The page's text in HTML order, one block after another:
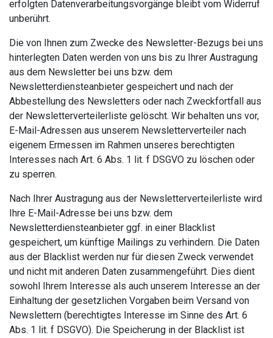
erfolgten Datenverarbeitungsvorgänge bleibt vom Widerruf
unberührt.
Die von Ihnen zum Zwecke des Newsletter-Bezugs bei uns
hinterlegten Daten werden von uns bis zu Ihrer Austragung
aus dem Newsletter bei uns bzw. dem
Newsletterdiensteanbieter gespeichert und nach der
Abbestellung des Newsletters oder nach Zweckfortfall aus
der Newsletterverteilerliste gelöscht. Wir behalten uns vor,
E-Mail-Adressen aus unserem Newsletterverteiler nach
eigenem Ermessen im Rahmen unseres berechtigten
Interesses nach Art. 6 Abs. 1 lit. f DSGVO zu löschen oder
zu sperren.
Nach Ihrer Austragung aus der Newsletterverteilerliste wird
Ihre E-Mail-Adresse bei uns bzw. dem
Newsletterdiensteanbieter ggf. in einer Blacklist
gespeichert, um künftige Mailings zu verhindern. Die Daten
aus der Blacklist werden nur für diesen Zweck verwendet
und nicht mit anderen Daten zusammengeführt. Dies dient
sowohl Ihrem Interesse als auch unserem Interesse an der
Einhaltung der gesetzlichen Vorgaben beim Versand von
Newslettern (berechtigtes Interesse im Sinne des Art. 6
Abs. 1 lit. f DSGVO). Die Speicherung in der Blacklist ist